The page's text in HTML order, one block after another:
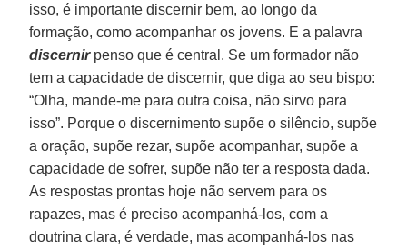
isso, é importante discernir bem, ao longo da
formação, como acompanhar os jovens. E a palavra
discernir penso que é central. Se um formador não
tem a capacidade de discernir, que diga ao seu bispo:
“Olha, mande-me para outra coisa, não sirvo para
isso”. Porque o discernimento supõe o silêncio, supõe
a oração, supõe rezar, supõe acompanhar, supõe a
capacidade de sofrer, supõe não ter a resposta dada.
As respostas prontas hoje não servem para os
rapazes, mas é preciso acompanhá-los, com a
doutrina clara, é verdade, mas acompanhá-los nas